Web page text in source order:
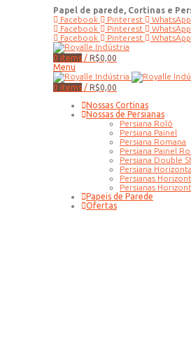
Papel de parede, Cortinas e
Facebook
Pinterest WhatsApp
Facebook
Pinterest WhatsApp
Facebook
Pinterest WhatsApp
0 items / R$0,00
Menu
0 items / R$0,00
Nossas Cortinas
Nossas de Persianas
Persiana Rolô
Persiana Painel
Persiana Romana
Persiana Painel
Persiana Double
Persiana
Persianas
Persianas
Papeis de Parede
Ofertas